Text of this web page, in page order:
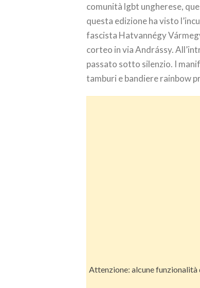
comunità lgbt ungherese,
questa edizione ha visto
fascista Hatvannégy
corteo in via Andrássy.
passato sotto silenzio. I
tamburi e bandiere rainbow
Attenzione: alcune